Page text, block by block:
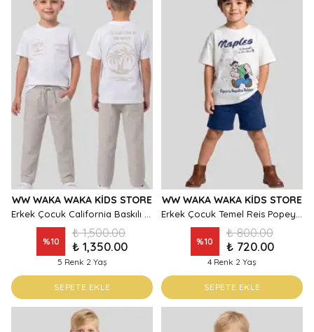
WW WAKA WAKA KIDS STORE
%10
₺ 1,500.00
₺ 1,350.00
5 Renk 2 Yaş
SEPETE EKLE
WW WAKA WAKA KIDS STORE
%10
₺ 800.00
₺ 720.00
4 Renk 2 Yaş
SEPETE EKLE